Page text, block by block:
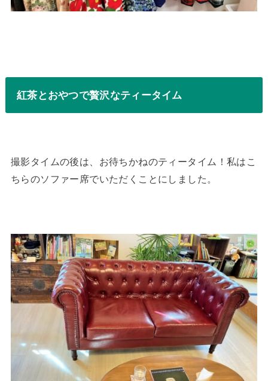
紅茶とおやつで贅沢なティータイム
撮影タイムの後は、お待ちかねのティータイム！私はこ
ちらのソファー席でいただくことにしました。